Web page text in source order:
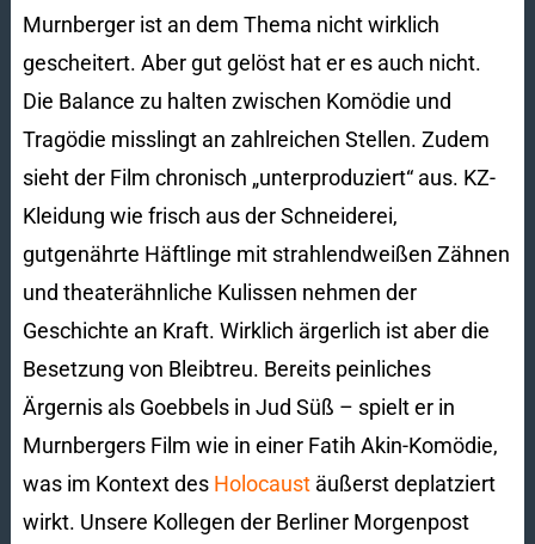
Murnberger ist an dem Thema nicht wirklich
gescheitert. Aber gut gelöst hat er es auch nicht.
Die Balance zu halten zwischen Komödie und
Tragödie misslingt an zahlreichen Stellen. Zudem
sieht der Film chronisch „unterproduziert“ aus. KZ-
Kleidung wie frisch aus der Schneiderei,
gutgenährte Häftlinge mit strahlendweißen Zähnen
und theaterähnliche Kulissen nehmen der
Geschichte an Kraft. Wirklich ärgerlich ist aber die
Besetzung von Bleibtreu. Bereits peinliches
Ärgernis als Goebbels in Jud Süß – spielt er in
Murnbergers Film wie in einer Fatih Akin-Komödie,
was im Kontext des Holocaustäußerst deplatziert
wirkt. Unsere Kollegen der Berliner Morgenpost